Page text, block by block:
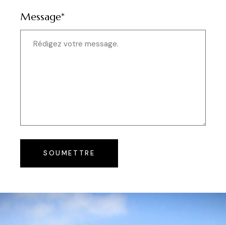
Message*
SOUMETTRE